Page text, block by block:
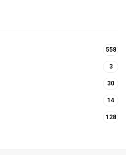
558
3
30
14
128